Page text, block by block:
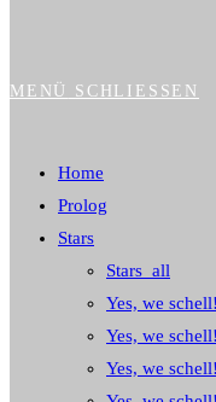
MENÜ SCHLIESSEN
Home
Prolog
Stars
Stars_all
Yes, we
Yes, we
Yes, we